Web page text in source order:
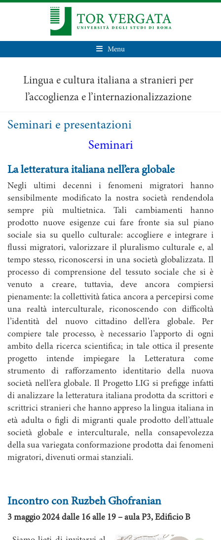
Menu
Lingua e cultura italiana a stranieri per
l’accoglienza e l’internazionalizzazione
Seminari e presentazioni
Seminari
La letteratura italiana nell’era globale
Negli ultimi decenni i fenomeni migratori hanno
sensibilmente modificato la nostra società rendendola
sempre più multietnica. Tali cambiamenti hanno
prodotto nuove esigenze cui fare fronte sia sul piano
sociale sia su quello culturale: accogliere e integrare i
flussi migratori, valorizzare il pluralismo culturale e, al
tempo stesso, riconoscersi in una società globalizzata. Il
processo di comprensione del tessuto sociale che si è
venuto a creare, tuttavia, deve ancora compiersi
pienamente: la collettività fatica ancora a percepirsi come
una realtà interculturale, riconoscendo con difficoltà
l’identità del nuovo cittadino dell’era globale. Per
compiere tale processo, è necessario l’apporto di ogni
ambito della ricerca scientifica; in tale ottica il presente
progetto intende impiegare la Letteratura come
strumento di rafforzamento identitario della nuova
società nell’era globale. Il Progetto LIG si prefigge infatti
di analizzare la letteratura italiana prodotta da scrittori e
scrittrici stranieri che hanno appreso la lingua italiana in
età adulta o figli di migranti quale prodotto dell’attuale
società globale e interculturale, nella consapevolezza
della sua variegata conformazione prodotta dai fenomeni
migratori, divenuti ormai stanziali.
Incontro con Ruzbeh Ghofranian
3 maggio 2024 dalle 16 alle 19 – aula P3, Edificio B